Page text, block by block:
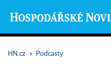
HN.cz › Podcasty